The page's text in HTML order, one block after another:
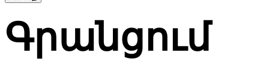
Գրանցում